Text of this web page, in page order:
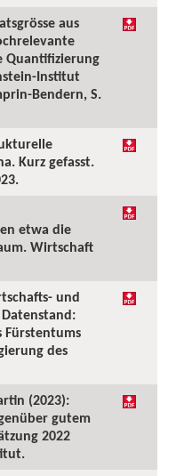
aus
Quantifizierung
Institut
Bendern, S.
Kurz gefasst.
etwa die
Wirtschaft
und
Fürstentums
des
(2023):
gutem
2022